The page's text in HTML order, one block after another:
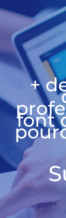
+
font